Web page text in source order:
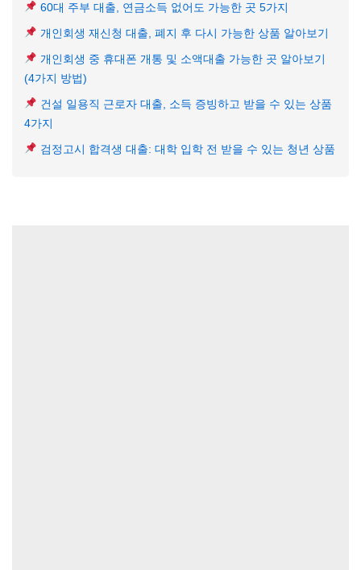
60대 주부 대출, 연금소득 없어도 가능한 곳 5가지
개인회생 재신청 대출, 폐지 후 다시 가능한 상품 알아보기
개인회생 중 휴대폰 개통 및 소액대출 가능한 곳 알아보기
(4가지 방법)
건설 일용직 근로자 대출, 소득 증빙하고 받을 수 있는 상품
4가지
검정고시 합격생 대출: 대학 입학 전 받을 수 있는 청년 상품